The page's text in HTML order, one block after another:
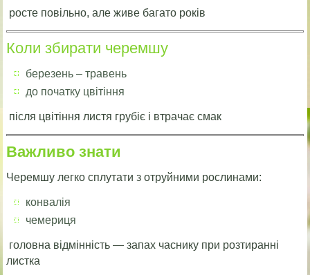
росте повільно, але живе багато років
Коли збирати черемшу
березень – травень
до початку цвітіння
після цвітіння листя грубіє і втрачає смак
Важливо знати
Черемшу легко сплутати з отруйними рослинами:
конвалія
чемериця
головна відмінність — запах часнику при розтиранні
листка